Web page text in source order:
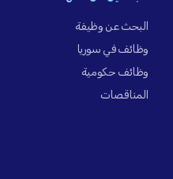
البحث عن وظيفة
وظائف في سوريا
وظائف حكومية
المناقصات